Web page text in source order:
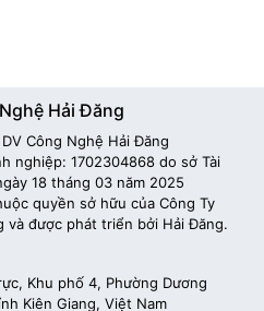
Hải Đăng
Công Nghệ Hải Đăng
nghiệp: 1702304868 do sở Tài
18 tháng 03 năm 2025
quyền sở hữu của Công Ty
và được phát triển bởi Hải Đăng.
Khu phố 4, Phường Dương
Kiên Giang, Việt Nam